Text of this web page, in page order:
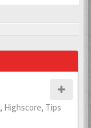
, Highscore, Tips